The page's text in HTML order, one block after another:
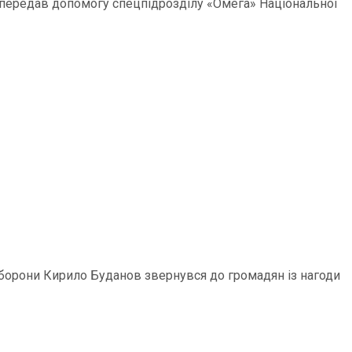
допомогу спецпідрозділу «Омега» Національної
Кирило Буданов звернувся до громадян із нагоди